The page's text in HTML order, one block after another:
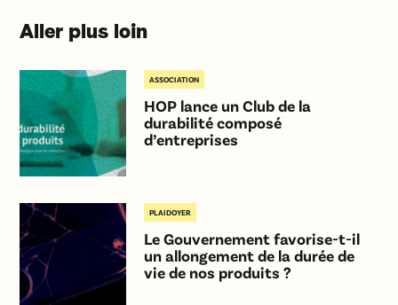
Aller plus loin
ASSOCIATION
HOP lance un Club de la
durabilité composé
d’entreprises
PLAIDOYER
Le Gouvernement favorise-t-il
un allongement de la durée de
vie de nos produits ?